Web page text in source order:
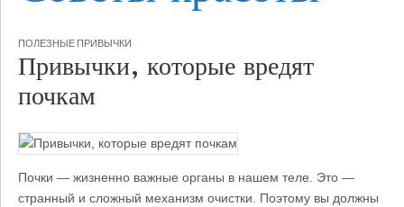
ПОЛЕЗНЫЕ ПРИВЫЧКИ
Привычки, которые вредят
почкам
Почки — жизненно важные органы в нашем теле. Это —
странный и сложный механизм очистки. Поэтому вы должны